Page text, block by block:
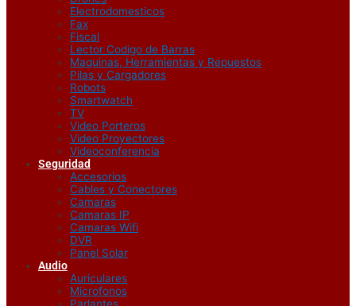
Electrodomesticos
Fax
Fiscal
Lector Codigo de Barras
Maquinas, Herramientas y Repuestos
Pilas y Cargadores
Robots
Smartwatch
TV
Video Porteros
Video Proyectores
Videoconferencia
Seguridad
Accesorios
Cables y Conectores
Camaras
Camaras IP
Camaras Wifi
DVR
Panel Solar
Audio
Auriculares
Microfonos